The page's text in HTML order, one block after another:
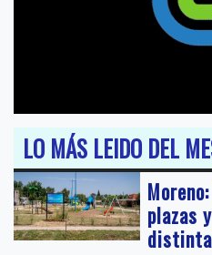
LO MÁS LEIDO DEL
plazas